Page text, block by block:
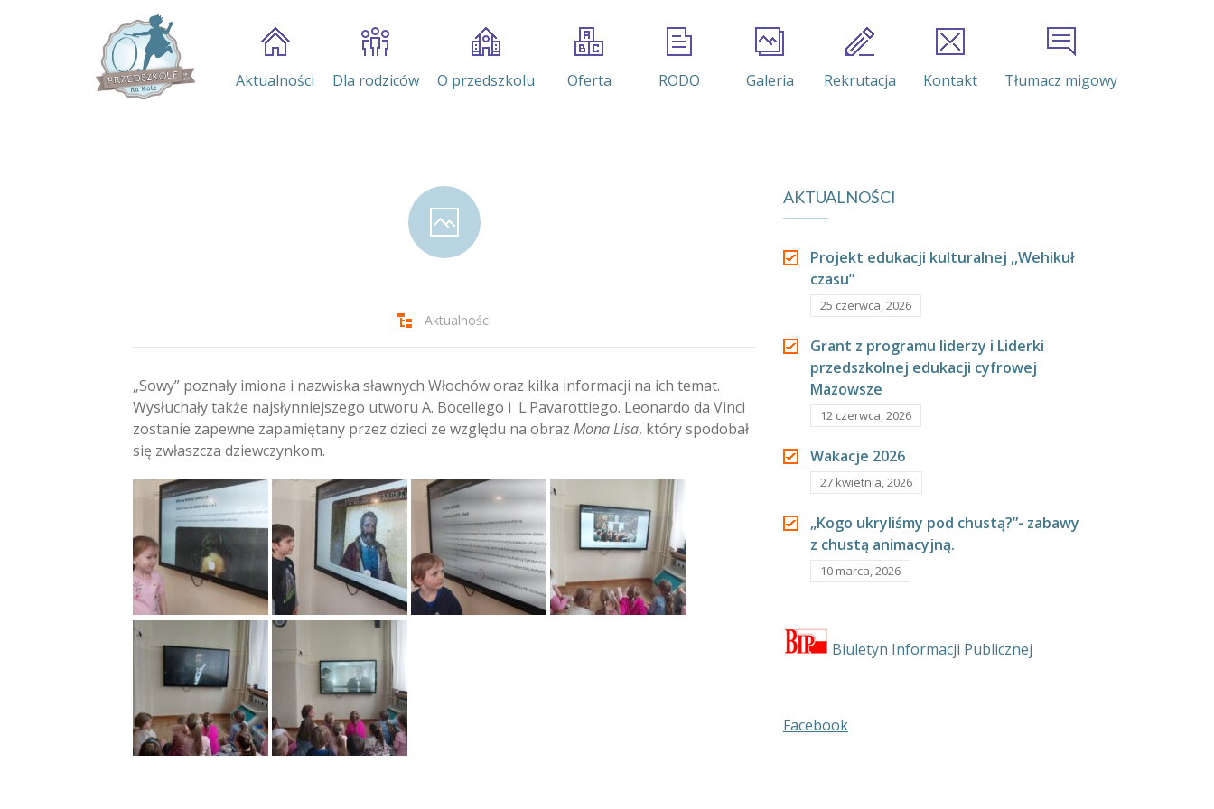
Aktualności Dla rodziców O przedszkolu Oferta RODO Galeria Rekrutacja Kontakt Tłumacz migowy
Aktualności
„Sowy” poznały imiona i nazwiska sławnych Włochów oraz kilka informacji na ich temat.
Wysłuchały także najsłynniejszego utworu A. Bocellego i L.Pavarottiego. Leonardo da Vinci
zostanie zapewne zapamiętany przez dzieci ze względu na obraz Mona Lisa, który spodobał
się zwłaszcza dziewczynkom.
AKTUALNOŚCI
Projekt edukacji kulturalnej ,,Wehikuł
czasu”
25 czerwca, 2026
Grant z programu liderzy i Liderki
przedszkolnej edukacji cyfrowej
Mazowsze
12 czerwca, 2026
Wakacje 2026
27 kwietnia, 2026
„Kogo ukryliśmy pod chustą?”- zabawy
z chustą animacyjną.
10 marca, 2026
Biuletyn Informacji Publicznej
Facebook